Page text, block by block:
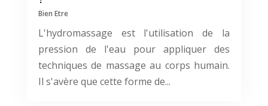
Bien Etre
L'hydromassage est l'utilisation de la
pression de l'eau pour appliquer des
techniques de massage au corps humain.
Il s'avère que cette forme de...